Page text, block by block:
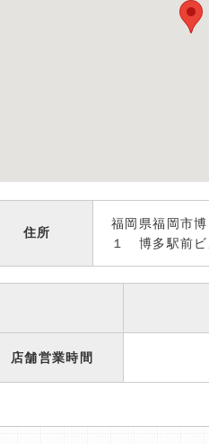
住所
福岡県福岡市
１ 博多駅前ビ
店舗営業時間